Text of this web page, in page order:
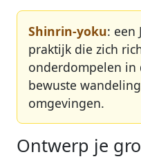
Shinrin-yoku: een
praktijk die zich
onderdompelen in
bewuste
omgevingen.
Ontwerp je